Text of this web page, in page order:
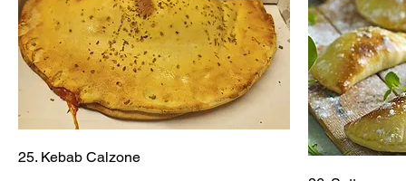
25. Kebab Calzone